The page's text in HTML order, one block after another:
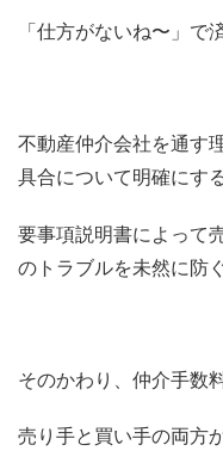
「仕方がないね〜」で
不動産仲介会社を通す
具合について明確にす
要事項説明書によって
のトラブルを未然に防
そのかわり、仲介手数
売り手と買い手の両方